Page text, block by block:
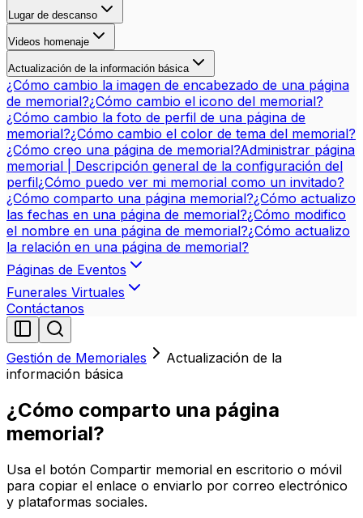
Lugar de descanso
Videos homenaje
Actualización de la información básica
¿Cómo cambio la imagen de encabezado de una página
de memorial?¿Cómo cambio el icono del memorial?
¿Cómo cambio la foto de perfil de una página de
memorial?¿Cómo cambio el color de tema del memorial?
¿Cómo creo una página de memorial?Administrar página
memorial | Descripción general de la configuración del
perfil¿Cómo puedo ver mi memorial como un invitado?
¿Cómo comparto una página memorial?¿Cómo actualizo
las fechas en una página de memorial?¿Cómo modifico
el nombre en una página de memorial?¿Cómo actualizo
la relación en una página de memorial?
Páginas de Eventos
Funerales Virtuales
Contáctanos
Gestión de Memoriales
Actualización de la
información básica
¿Cómo comparto una página
memorial?
Usa el botón Compartir memorial en escritorio o móvil
para copiar el enlace o enviarlo por correo electrónico
y plataformas sociales.